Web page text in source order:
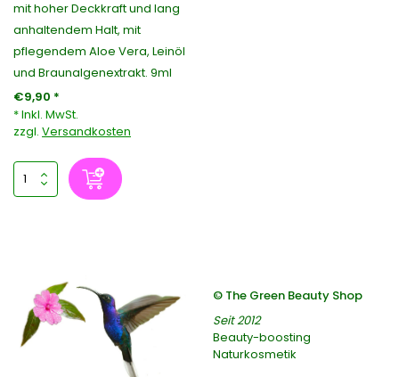
mit hoher Deckkraft und lang
anhaltendem Halt, mit
pflegendem Aloe Vera, Leinöl
und Braunalgenextrakt. 9ml
€9,90 *
* Inkl. MwSt.
zzgl. Versandkosten
© The Green Beauty Shop
Seit 2012
Beauty-boosting
Naturkosmetik